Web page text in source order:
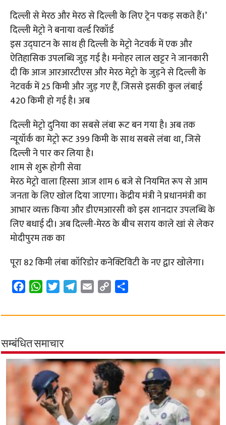
दिल्ली से मेरठ और मेरठ से दिल्ली के लिए ट्रेन पकड़ सकते हैं।’
दिल्ली मेट्रो ने बनाया वर्ल्ड रिकॉर्ड
इस उद्घाटन के साथ ही दिल्ली के मेट्रो नेटवर्क में एक और
ऐतिहासिक उपलब्धि जुड़ गई है। मनोहर लाल खट्टर ने जानकारी
दी कि आज आरआरटीएस और मेरठ मेट्रो के जुड़ने से दिल्ली के
नेटवर्क में 25 किमी और जुड़ गए हैं, जिससे इसकी कुल लंबाई
420 किमी हो गई है। अब
दिल्ली मेट्रो दुनिया का सबसे लंबा रूट बन गया है। अब तक
न्यूयॉर्क का मेट्रो रूट 399 किमी के साथ सबसे लंबा था, जिसे
दिल्ली ने पार कर लिया है।
शाम से शुरू होगी सेवा
मेरठ मेट्रो वाला हिस्सा आज शाम 6 बजे से नियमित रूप से आम
जनता के लिए खोल दिया जाएगा। केंद्रीय मंत्री ने प्रधानमंत्री का
आभार व्यक्त किया और डीएमआरसी को इस शानदार उपलब्धि के
लिए बधाई दी। अब दिल्ली-मेरठ के बीच सराय काले खां से लेकर
मोदीपुरम तक का
पूरा 82 किमी लंबा कॉरिडोर कनेक्टिविटी के नए द्वार खोलेगा।
F
c
b
o
o
W
a
s
A
p
p
T
i
t
e
r
T
l
r
a
m
E
a
C
p
i
n
k
a
सम्बंधित समाचार